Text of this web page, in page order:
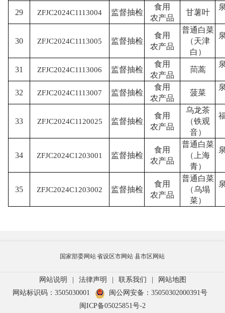
29 ZFJC2024C1113004 监督抽检
食用
农产品
甘薯叶
30 ZFJC2024C1113005 监督抽检
食用
农产品
普通白菜
（天津
白）
31 ZFJC2024C1113006 监督抽检
食用
农产品
茼蒿
32 ZFJC2024C1113007 监督抽检
食用
农产品
菠菜
33 ZFJC2024C1120025 监督抽检
食用
农产品
乌龙茶
（铁观
音）
34 ZFJC2024C1203001 监督抽检
食用
农产品
普通白菜
（上海
青）
35 ZFJC2024C1203002 监督抽检
食用
农产品
普通白菜
（乌塌
菜）
国家部委网站省设区市网站 县市区网站
网站说明 | 法律声明 | 联系我们 |
网站地图
网站标识码：3505030001
闽公网安备：35050302000391号
闽ICP备05025851号-2